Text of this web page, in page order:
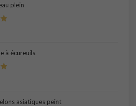
plein
à écureuils
asiatiques peint